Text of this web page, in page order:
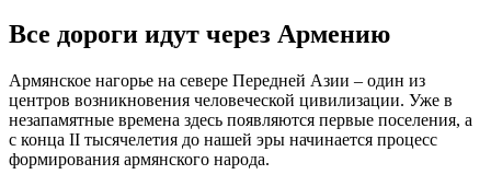
Все дороги идут через Армению
Армянское нагорье на севере Передней Азии – один из
центров возникновения человеческой цивилизации. Уже в
незапамятные времена здесь появляются первые поселения, а
с конца II тысячелетия до нашей эры начинается процесс
формирования армянского народа.